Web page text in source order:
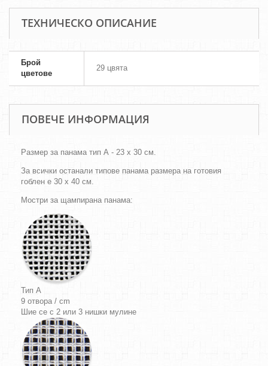
ТЕХНИЧЕСКО ОПИСАНИЕ
Брой
цветове
29 цвята
ПОВЕЧЕ ИНФОРМАЦИЯ
Размер за панама тип А - 23 х 30 см.
За всички останали типове панама размера на готовия
гоблен е 30 х 40 см.
Мостри за щампирана панама:
Тип A
9 отвора / cm
Шие се с 2 или 3 нишки мулине